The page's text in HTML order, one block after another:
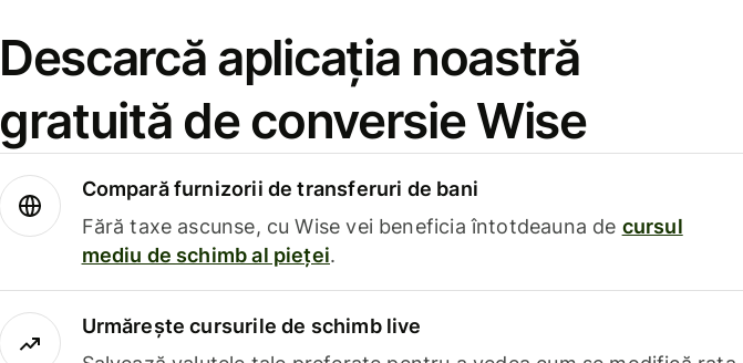
Descarcă aplicația noastră
gratuită de conversie Wise
Compară furnizorii de transferuri de bani
Fără taxe ascunse, cu Wise vei beneficia întotdeauna de cursul
mediu de schimb al pieței.
Urmărește cursurile de schimb live